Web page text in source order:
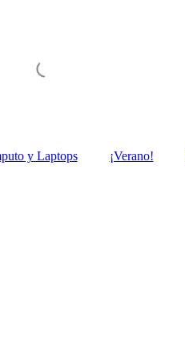
y Laptops ¡Verano!